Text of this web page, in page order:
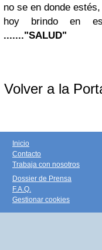
no se en donde
hoy brindo en
......."SALUD"
Volver a la
Inicio
Contacto
Trabaja con nosotros
Dossier de Prensa
F.A.Q.
Gestionar cookies